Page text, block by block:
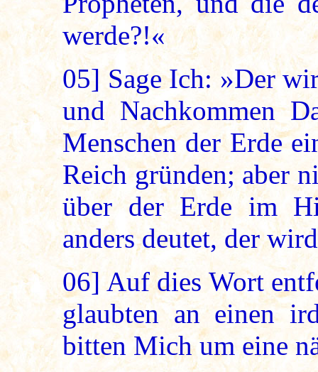
werde?!«
05] Sage Ich: »Der
und Nachkommen
Menschen der Erde
Reich gründen; aber
über der Erde im
anders deutet, der
06]Auf dies Wort
glaubten an einen
bitten Mich um eine